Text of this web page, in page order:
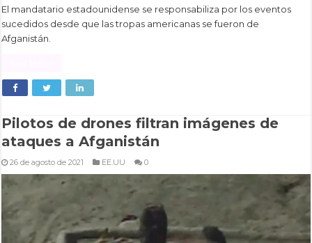
El mandatario estadounidense se responsabiliza por los eventos
sucedidos desde que las tropas americanas se fueron de
Afganistán.
Pilotos de drones filtran imágenes de
ataques a Afganistán
26 de agosto de 2021 EE.UU 0